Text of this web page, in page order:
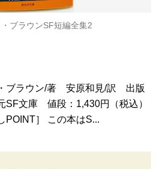
ブラウンSF短編全集2
ブラウン/著 安原和見/訳 出版
文庫 値段：1,430円（税込）
POINT］ この本はS...